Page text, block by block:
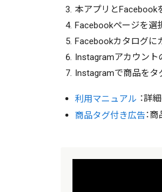
本アプリとFacebook
Facebookページを選
Facebookカタログに
Instagramアカウン
Instagramで商品を
利用マニュアル ：詳
商品タグ付き広告：